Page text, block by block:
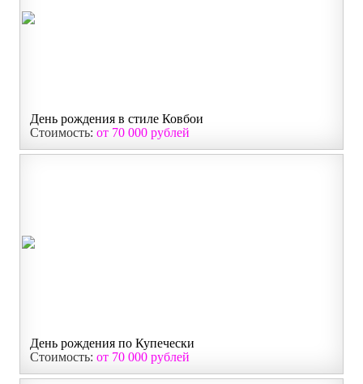
День рождения в стиле Ковбои
Стоимость: от 70 000 рублей
День рождения по Купечески
Стоимость: от 70 000 рублей